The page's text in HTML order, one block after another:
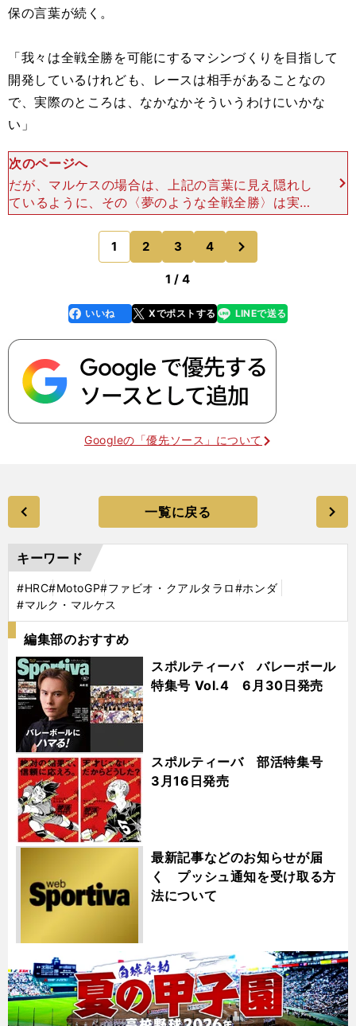
保の言葉が続く。
「我々は全戦全勝を可能にするマシンづくりを目指して
開発しているけれども、レースは相手があることなの
で、実際のところは、なかなかそういうわけにいかな
い」
次のページへ
だが、マルケスの場合は、上記の言葉に見え隠れし
ているように、その〈夢のような全戦全勝〉は実現
可能だ、と考えている節がある。８回の世界タイト
ルを獲得した、といっても、年齢はまだ26歳であ
る。今後ますます
1 2 3 4
のページへ
1 / 4
faceboo
k
いいね Xでポストする
line LINEで送る
Googleの「優先ソース」について
一覧に戻る
キーワード
#HRC#MotoGP#ファビオ・クアルタラロ#ホンダ
#マルク・マルケス
編集部のおすすめ
スポルティーバ バレーボール
特集号 Vol.4 6月30日発売
スポルティーバ 部活特集号
3月16日発売
最新記事などのお知らせが届
く プッシュ通知を受け取る方
法について